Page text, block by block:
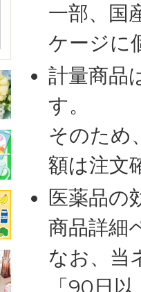
一部、国
ケージに
計量商品
す。
そのため
額は注文
医薬品の
商品詳細
なお、当
「90日